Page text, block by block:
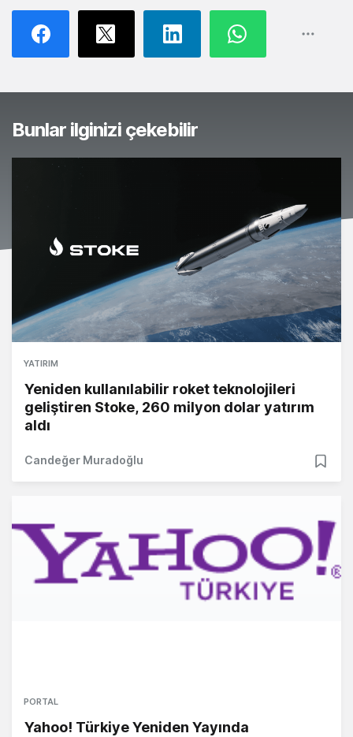
Bunlar ilginizi çekebilir
YATIRIM
Yeniden kullanılabilir roket teknolojileri
geliştiren Stoke, 260 milyon dolar yatırım
aldı
Candeğer Muradoğlu
PORTAL
Yahoo! Türkiye Yeniden Yayında